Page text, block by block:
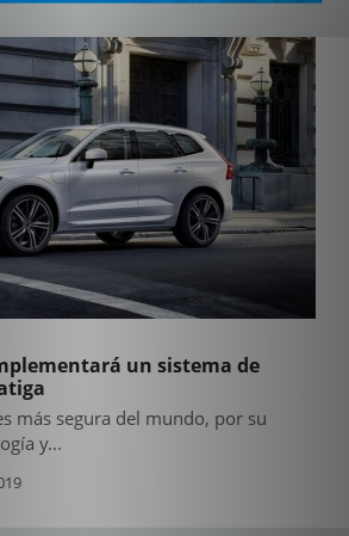
un sistema de
más segura del mundo, por su
y...